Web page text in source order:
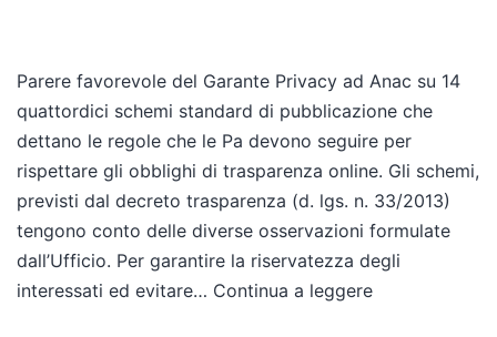
Parere favorevole del Garante Privacy ad Anac su 14
quattordici schemi standard di pubblicazione che
dettano le regole che le Pa devono seguire per
rispettare gli obblighi di trasparenza online. Gli schemi,
previsti dal decreto trasparenza (d. lgs. n. 33/2013)
tengono conto delle diverse osservazioni formulate
dall’Ufficio. Per garantire la riservatezza degli
interessati ed evitare… Continua a leggere